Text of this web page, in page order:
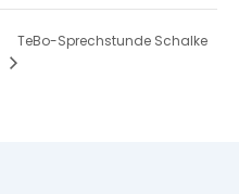
TeBo-Sprechstunde Schalke